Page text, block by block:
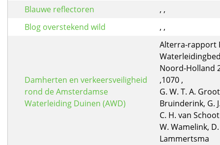
Blauwe reflectoren
, ,
Blog overstekend wild
, ,
Damherten en verkeersveiligheid
rond de Amsterdamse
Waterleiding Duinen (AWD)
Alterra-rapport
Noord-Holland
,1070 ,
G. W. T. A. Groot
Bruinderink, G.
C. H. van
W. Wamelink, D.
Lammertsma